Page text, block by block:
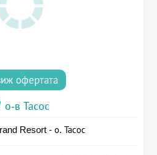
офертата
о-в Тасос
Resort - о. Тасос